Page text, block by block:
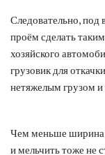
Следовательно, под
проём сделать
хозяйского
грузовик для
нетяжелым грузом и
Чем меньше ширина
и мельчить тоже не